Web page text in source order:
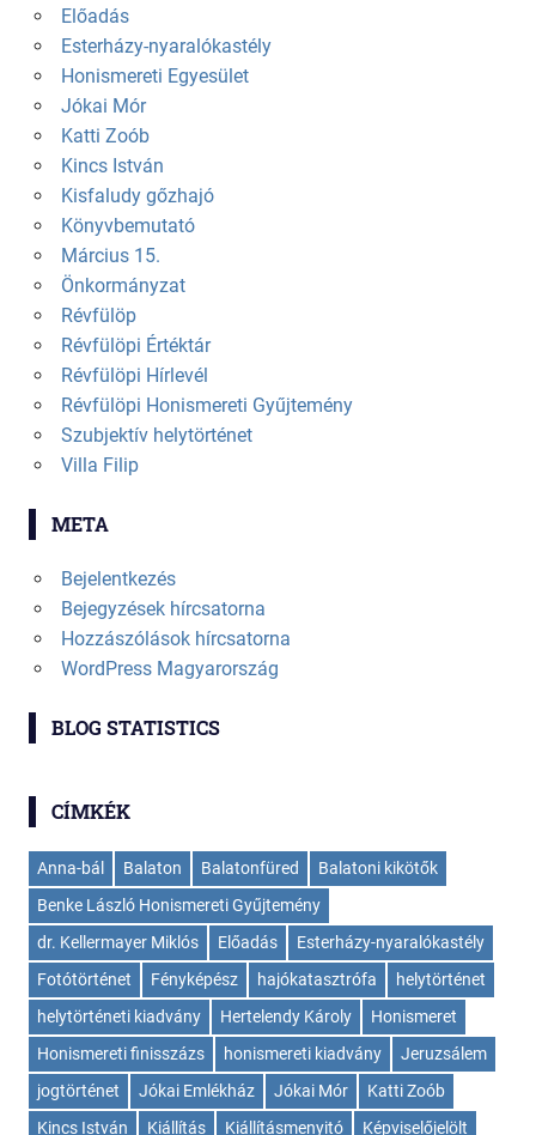
Előadás
Esterházy-nyaralókastély
Honismereti Egyesület
Jókai Mór
Katti Zoób
Kincs István
Kisfaludy gőzhajó
Könyvbemutató
Március 15.
Önkormányzat
Révfülöp
Révfülöpi Értéktár
Révfülöpi Hírlevél
Révfülöpi Honismereti Gyűjtemény
Szubjektív helytörténet
Villa Filip
META
Bejelentkezés
Bejegyzések hírcsatorna
Hozzászólások hírcsatorna
WordPress Magyarország
BLOG STATISTICS
CÍMKÉK
Anna-bál Balaton Balatonfüred
Balatoni kikötők
Benke László Honismereti Gyűjtemény
dr. Kellermayer Miklós
Előadás
Esterházy-nyaralókastély
Fotótörténet
Fényképész hajókatasztrófa
helytörténet
helytörténeti kiadvány
Hertelendy Károly
Honismeret
Honismereti finisszázs
honismereti kiadvány
Jeruzsálem
jogtörténet
Jókai Emlékház Jókai Mór
Katti Zoób
Kincs István
Kiállítás Kiállításmenyitó
Képviselőjelölt